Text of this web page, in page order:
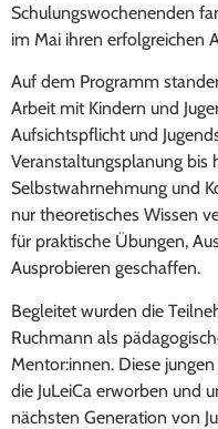
Schulungswochenenden
im Mai ihren erfolgreichen
Auf dem Programm
Arbeit mit Kindern und
Aufsichtspflicht und
Veranstaltungsplanung bis
Selbstwahrnehmung und
nur theoretisches Wissen
für praktische Übungen,
Ausprobieren geschaffen.
Begleitet wurden die
Ruchmann als
Mentor:innen. Diese
die JuLeiCa erworben und
nächsten Generation von